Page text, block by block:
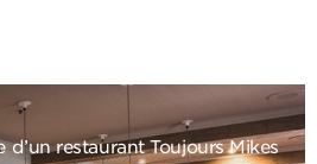
restaurant Toujours Mikes